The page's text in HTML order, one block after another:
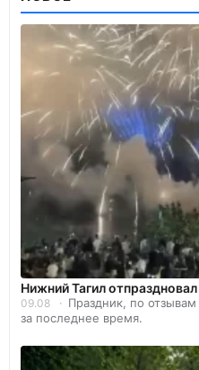
Нижний Тагил
09.08
Праздник, по
за последнее время.